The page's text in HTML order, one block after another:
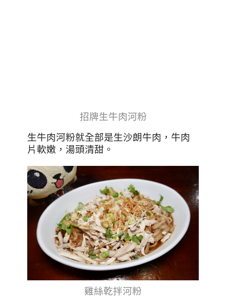
招牌生牛肉河粉
生牛肉河粉就全部是生沙朗牛肉，牛肉
片軟嫩，湯頭清甜。
雞絲乾拌河粉